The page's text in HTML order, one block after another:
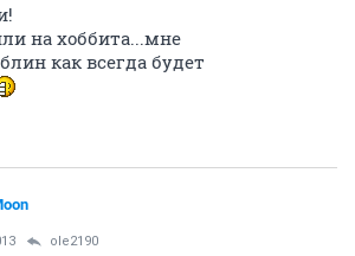
на хоббита...мне
как всегда будет
ole2190